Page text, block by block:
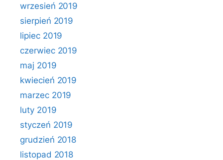
wrzesień 2019
sierpień 2019
lipiec 2019
czerwiec 2019
maj 2019
kwiecień 2019
marzec 2019
luty 2019
styczeń 2019
grudzień 2018
listopad 2018